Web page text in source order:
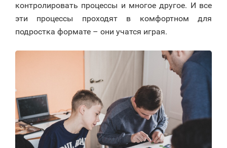
контролировать процессы и многое другое. И все
эти процессы проходят в комфортном для
подростка формате – они учатся играя.